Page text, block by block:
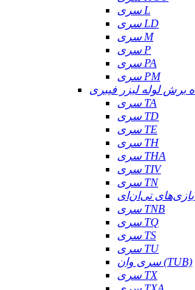
سری L
سری LD
سری M
سری P
سری PA
سری PM
برش لوله لیزر فیبری
سری TA
سری TD
سری TE
سری TH
سری THA
سری TIV
سری TN
تی‌ان‌ای
سری TNB
سری TQ
سری TS
سری TU
سری وان (TUB)
سری TX